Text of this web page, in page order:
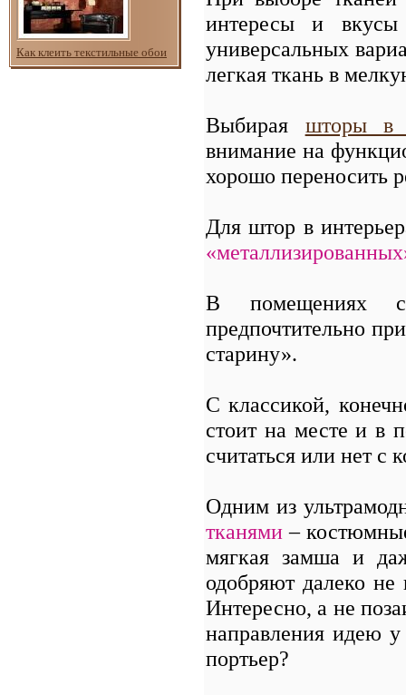
Как клеить текстильные обои
интересы и
универсальных
легкая ткань в
Выбирая шторы в
внимание на
хорошо переносить
Для штор в
В помещениях
предпочтительно
старину».
С классикой,
стоит на месте и в
считаться или нет с
Одним из
тканями –
мягкая замша и
одобряют далеко не
Интересно, а не
направления идею
портьер?